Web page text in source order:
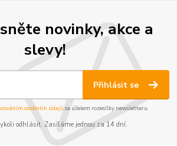
novinky, akce a
slevy!
Přihlásit se
osobních údajůza účelem rozesílky newsletteru.
odhlásit. Zasíláme jednou za 14 dní.